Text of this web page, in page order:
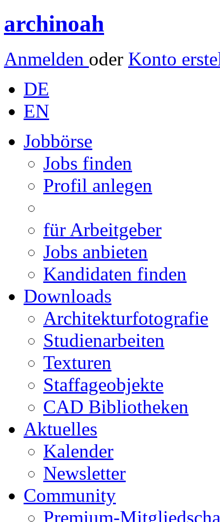
archinoah
Anmelden oder Konto
DE
EN
Jobbörse
Jobs finden
Profil anlegen
für Arbeitgeber
Jobs anbieten
Kandidaten finden
Downloads
Architekturfotografie
Studienarbeiten
Texturen
Staffageobjekte
CAD Bibliotheken
Aktuelles
Kalender
Newsletter
Community
Premium-